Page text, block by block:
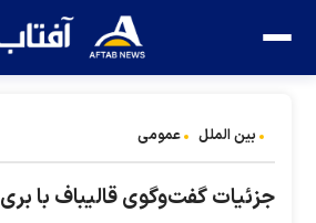
بین الملل عمومی
جزئیات گفت‌وگوی قالیباف با بری